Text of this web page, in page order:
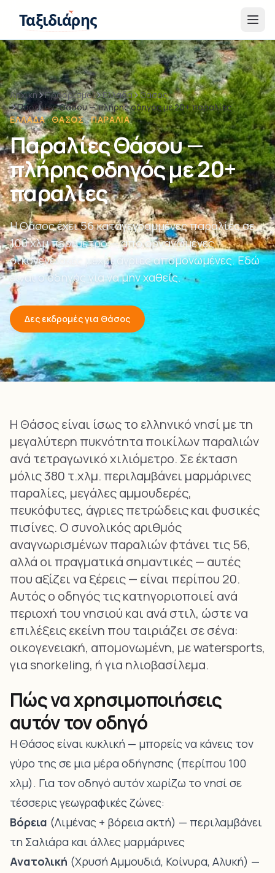
Ταξιδιάρης
Αρχική Προορισμοί Ελλάδα
Θάσος
Παραλίες Θάσου — πλήρης οδηγός με 20+ παραλίες
ΕΛΛΆΔΑ · ΘΆΣΟΣ · ΠΑΡΑΛΊΑ
Παραλίες Θάσου —
πλήρης οδηγός με 20+
παραλίες
Η Θάσος έχει 56 καταγεγραμμένες παραλίες σε
100 χλμ περίμετρο — από οργανωμένες
οικογενειακές μέχρι άγριες απομονωμένες. Εδώ
είναι ο οδηγός για να μην χαθείς.
Δες εκδρομές για Θάσος
Η Θάσος είναι ίσως το ελληνικό νησί με τη
μεγαλύτερη πυκνότητα ποικίλων παραλιών
ανά τετραγωνικό χιλιόμετρο. Σε έκταση
μόλις 380 τ.χλμ. περιλαμβάνει μαρμάρινες
παραλίες, μεγάλες αμμουδερές,
πευκόφυτες, άγριες πετρώδεις και φυσικές
πισίνες. Ο συνολικός αριθμός
αναγνωρισμένων παραλιών φτάνει τις 56,
αλλά οι πραγματικά σημαντικές — αυτές
που αξίζει να ξέρεις — είναι περίπου 20.
Αυτός ο οδηγός τις κατηγοριοποιεί ανά
περιοχή του νησιού και ανά στιλ, ώστε να
επιλέξεις εκείνη που ταιριάζει σε σένα:
οικογενειακή, απομονωμένη, με watersports,
για snorkeling, ή για ηλιοβασίλεμα.
Πώς να χρησιμοποιήσεις
αυτόν τον οδηγό
Η Θάσος είναι κυκλική — μπορείς να κάνεις τον
γύρο της σε μια μέρα οδήγησης (περίπου 100
χλμ). Για τον οδηγό αυτόν χωρίζω το νησί σε
τέσσερις γεωγραφικές ζώνες:
Βόρεια (Λιμένας + βόρεια ακτή) — περιλαμβάνει
τη Σαλιάρα και άλλες μαρμάρινες
Ανατολική (Χρυσή Αμμουδιά, Κοίνυρα, Αλυκή) —